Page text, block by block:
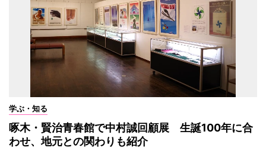
学ぶ・知る
啄木・賢治青春館で中村誠回顧展 生誕100年に合
わせ、地元との関わりも紹介